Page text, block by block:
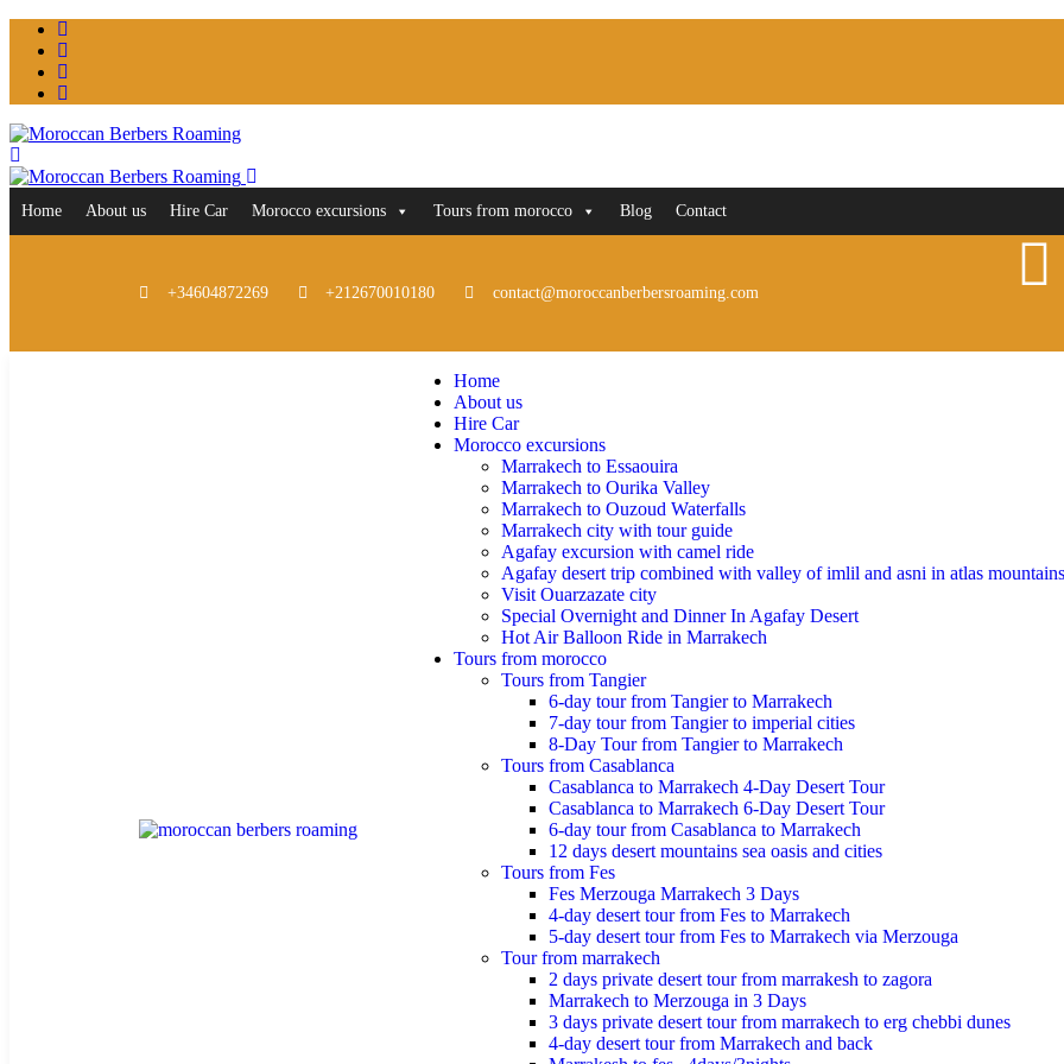
Home About us Hire Car Morocco excursions Tours from morocco Blog Contact
+34604872269 +212670010180 contact@moroccanberbersroaming.com
Home
About us
Hire Car
Morocco excursions
Marrakech to Essaouira
Marrakech to Ourika Valley
Marrakech to Ouzoud Waterfalls
Marrakech city with tour guide
Agafay excursion with camel ride
Agafay desert trip combined with valley of imlil and asni in atlas mountains
Visit Ouarzazate city
Special Overnight and Dinner In Agafay Desert
Hot Air Balloon Ride in Marrakech
Tours from morocco
Tours from Tangier
6-day tour from Tangier to Marrakech
7-day tour from Tangier to imperial cities
8-Day Tour from Tangier to Marrakech
Tours from Casablanca
Casablanca to Marrakech 4-Day Desert Tour
Casablanca to Marrakech 6-Day Desert Tour
6-day tour from Casablanca to Marrakech
12 days desert mountains sea oasis and cities
Tours from Fes
Fes Merzouga Marrakech 3 Days
4-day desert tour from Fes to Marrakech
5-day desert tour from Fes to Marrakech via Merzouga
Tour from marrakech
2 days private desert tour from marrakesh to zagora
Marrakech to Merzouga in 3 Days
3 days private desert tour from marrakech to erg chebbi dunes
4-day desert tour from Marrakech and back